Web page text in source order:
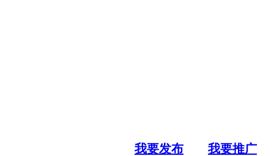
我要发布 我要推广